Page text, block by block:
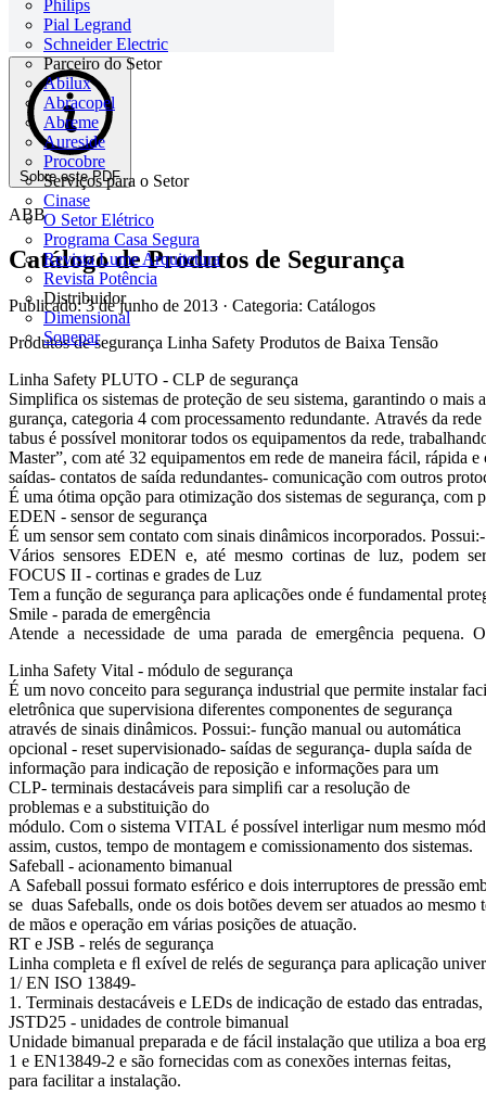
Philips
Pial Legrand
Schneider Electric
Parceiro do Setor
Abilux
Abracopel
Abreme
Aureside
Procobre
Serviços para o Setor
Cinase
O Setor Elétrico
Programa Casa Segura
Revista Lume Arquitetura
Revista Potência
Distribuidor
Dimensional
Sonepar
Sobre este PDF
ABB
Catálogo de Produtos de Segurança
Publicado: 3 de junho de 2013 · Categoria: Catálogos
Produtos de segurança Linha Safety Produtos de Baixa Tensão
Linha Safety PLUTO - CLP de segurança
Simplifica os sistemas de proteção de seu sistema, garantindo o mais
gurança, categoria 4 com processamento redundante. Através da
tabus é possível monitorar todos os equipamentos da rede,
Master”, com até 32 equipamentos em rede de maneira fácil, rápida
saídas- contatos de saída redundantes- comunicação com outros
É uma ótima opção para otimização dos sistemas de segurança,
EDEN - sensor de segurança
É um sensor sem contato com sinais dinâmicos incorporados.
Vários sensores EDEN e, até mesmo cortinas de luz, podem ser
FOCUS II - cortinas e grades de Luz
Tem a função de segurança para aplicações onde é fundamental
Smile - parada de emergência
Atende a necessidade de uma parada de emergência pequena. O
Linha Safety Vital - módulo de segurança
É um novo conceito para segurança industrial que permite instalar
eletrônica que supervisiona diferentes componentes de segurança
através de sinais dinâmicos. Possui:- função manual ou automática
opcional - reset supervisionado- saídas de segurança- dupla saída de
informação para indicação de reposição e informações para um
CLP- terminais destacáveis para simpliﬁ car a resolução de
problemas e a substituição do
módulo. Com o sistema VITAL é possível interligar num mesmo
assim, custos, tempo de montagem e comissionamento dos sistemas.
Safeball - acionamento bimanual
A Safeball possui formato esférico e dois interruptores de pressão
se duas Safeballs, onde os dois botões devem ser atuados ao
de mãos e operação em várias posições de atuação.
RT e JSB - relés de segurança
Linha completa e ﬂ exível de relés de segurança para aplicação
1/ EN ISO 13849-
1. Terminais destacáveis e LEDs de indicação de estado das
JSTD25 - unidades de controle bimanual
Unidade bimanual preparada e de fácil instalação que utiliza a boa
1 e EN13849-2 e são fornecidas com as conexões internas feitas,
para facilitar a instalação.